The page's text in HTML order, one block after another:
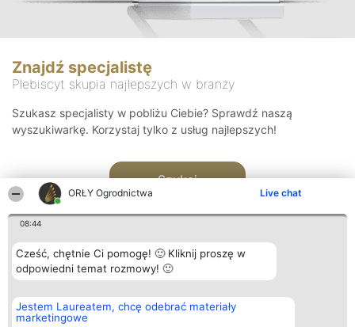
ORŁY Ogrodnictwa Live chat
08:44
Cześć, chętnie Ci pomogę! 🙂 Kliknij proszę w
odpowiedni temat rozmowy! 🙂
Jestem Laureatem, chcę odebrać materiały
marketingowe
Znajdź specjalistę
Plebiscyt skupia najlepszych w branży
Szukasz specjalisty w pobliżu Ciebie? Sprawdź naszą
wyszukiwarkę. Korzystaj tylko z usług najlepszych!
Szukaj
Organizator plebiscytu
Bright Side Solutions sp. z o.
o. sp. k.
Plebiscyt
Laureaci
Kontakt
Kontakt